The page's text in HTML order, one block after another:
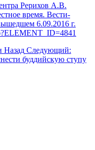
Рерихов А.В.
время. Вести-
6.09.2016 г.
Назад Следующий:
буддийскую ступу